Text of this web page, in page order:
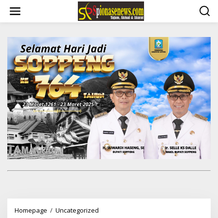
konten
Homepage / Uncategorized